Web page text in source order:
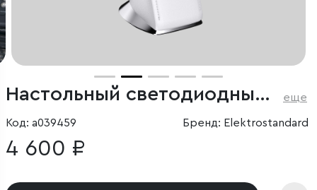
Настольный светодиодный светильник Elara белый еще
Код: a039459 Бренд: Elektrostandard
4 600 ₽